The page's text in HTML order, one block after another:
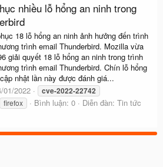
nhiều lỗ hổng an ninh trong
18 lỗ hổng an ninh ảnh hưởng đến trình
trình email Thunderbird. Mozilla vừa
giải quyết 18 lỗ hổng an ninh trong trình
trình email Thunderbird. Chín lỗ hổng
nhật lần này được đánh giá...
01/2022 cve-2022-22742
firefox Bình luận: 0 Diễn đàn: Tin tức